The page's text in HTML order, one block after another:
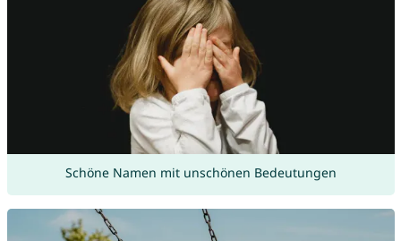
Schöne Namen mit unschönen Bedeutungen